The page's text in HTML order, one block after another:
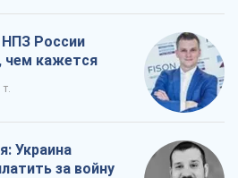
НПЗ России
чем кажется
т.
Украина
за войну